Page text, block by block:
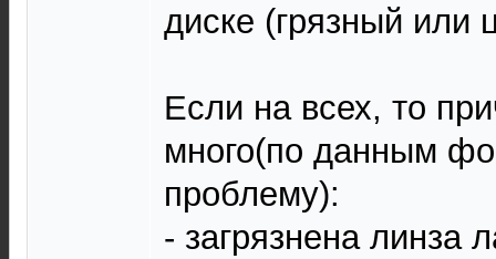
диске (грязный или
Если на всех, то
много(по данным
проблему):
- загрязнена линза